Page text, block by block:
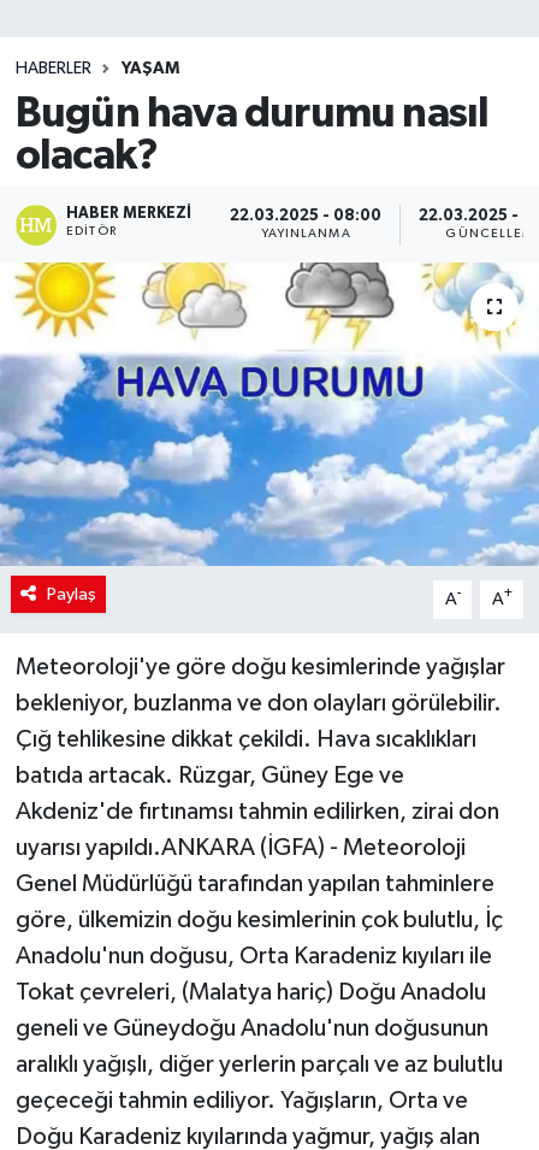
HABERLER YAŞAM
Bugün hava durumu nasıl
olacak?
HABER MERKEZI
EDITÖR
22.03.2025 - 08:00
YAYINLANMA
22.03.2025 -
Paylaş A- A+
Meteoroloji'ye göre doğu kesimlerinde yağışlar
bekleniyor, buzlanma ve don olayları görülebilir.
Çığ tehlikesine dikkat çekildi. Hava sıcaklıkları
batıda artacak. Rüzgar, Güney Ege ve
Akdeniz'de fırtınamsı tahmin edilirken, zirai don
uyarısı yapıldı.ANKARA (İGFA) - Meteoroloji
Genel Müdürlüğü tarafından yapılan tahminlere
göre, ülkemizin doğu kesimlerinin çok bulutlu, İç
Anadolu'nun doğusu, Orta Karadeniz kıyıları ile
Tokat çevreleri, (Malatya hariç) Doğu Anadolu
geneli ve Güneydoğu Anadolu'nun doğusunun
aralıklı yağışlı, diğer yerlerin parçalı ve az bulutlu
geçeceği tahmin ediliyor. Yağışların, Orta ve
Doğu Karadeniz kıyılarında yağmur, yağış alan
Teknoloji
TRABZON
TRABZONSPOR
Yaşam